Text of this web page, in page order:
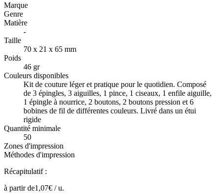
Marque
Genre
Matière
-
Taille
70 x 21 x 65 mm
Poids
46 gr
Couleurs disponibles
Kit de couture léger et pratique pour le quotidien. Composé
de 3 épingles, 3 aiguilles, 1 pince, 1 ciseaux, 1 enfile aiguille,
1 épingle à nourrice, 2 boutons, 2 boutons pression et 6
bobines de fil de différentes couleurs. Livré dans un étui
rigide
Quantité minimale
50
Zones d'impression
Méthodes d'impression
Récapitulatif :
à partir de1,07€ /u.